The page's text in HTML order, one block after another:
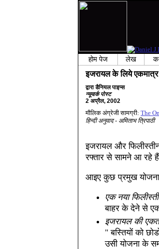
होम पेज लेख
इजरायल के लिये एकमात्र
द्वारा डैनियल पाइप्स
न्यूयार्क पोस्ट
2 अप्रैल, 2002
मौलिक अंग्रेजी सामग्री: The
हिन्दी अनुवाद - अमिताभ त्रिपाठी
इजरायल और
रफ्तार से सामने आ रहे
आइए कुछ प्रमुख
एक नया
बाहर के देने से
इजरायल की
" बस्तियों को
उसी योजना के